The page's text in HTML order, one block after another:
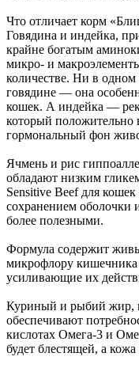
Что отличает корм
Говядина и индейка,
крайне богатым
микро- и
количестве. Ни в одном
говядине — она
кошек. А индейка —
который положительно
гормональный фон
Ячмень и рис
обладают низким
Sensitive Beef для
сохранением оболочки
более полезными.
Формула содержит
микрофлору
усиливающие их
Куриный и рыбий жир,
обеспечивают
кислотах Омега-3 и
будет блестящей, а